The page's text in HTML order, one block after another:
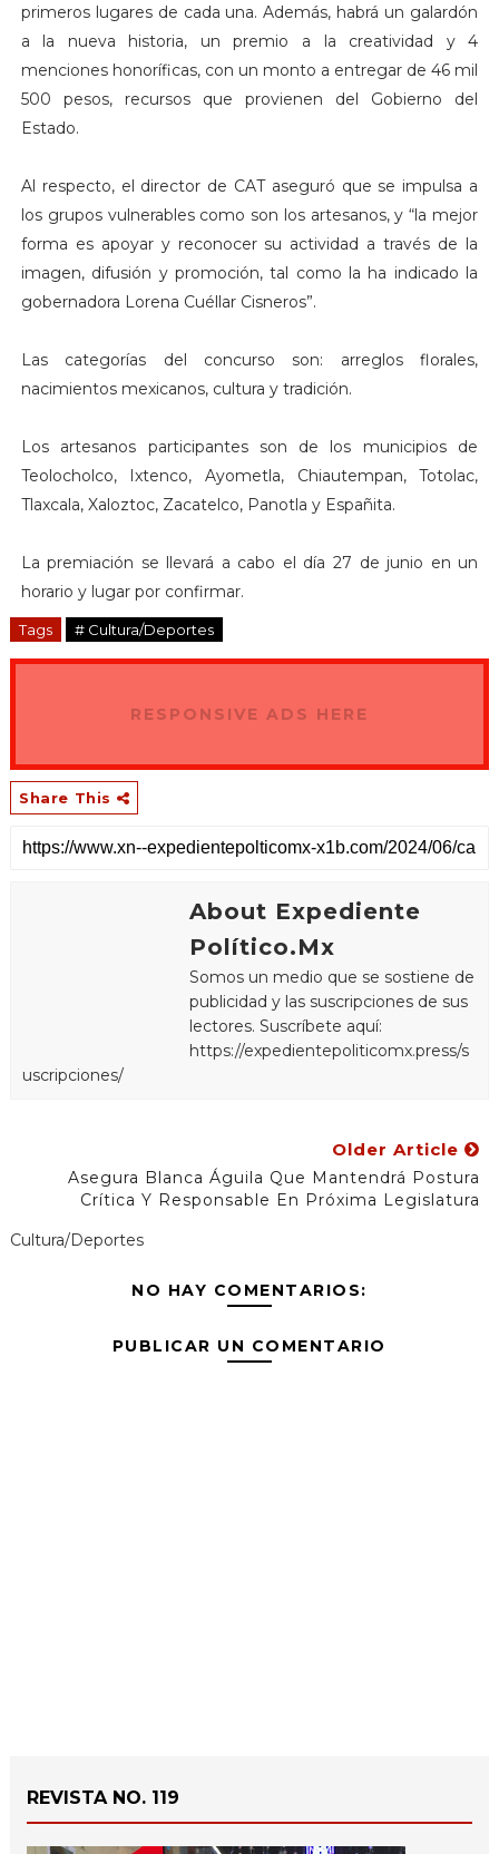
primeros lugares de cada una. Además, habrá un galardón
a la nueva historia, un premio a la creatividad y 4
menciones honoríficas, con un monto a entregar de 46 mil
500 pesos, recursos que provienen del Gobierno del
Estado.
Al respecto, el director de CAT aseguró que se impulsa a
los grupos vulnerables como son los artesanos, y “la mejor
forma es apoyar y reconocer su actividad a través de la
imagen, difusión y promoción, tal como la ha indicado la
gobernadora Lorena Cuéllar Cisneros”.
Las categorías del concurso son: arreglos florales,
nacimientos mexicanos, cultura y tradición.
Los artesanos participantes son de los municipios de
Teolocholco, Ixtenco, Ayometla, Chiautempan, Totolac,
Tlaxcala, Xaloztoc, Zacatelco, Panotla y Españita.
La premiación se llevará a cabo el día 27 de junio en un
horario y lugar por confirmar.
Tags # Cultura/Deportes
RESPONSIVE ADS HERE
Share This
About Expediente
Político.Mx
Somos un medio que se sostiene de
publicidad y las suscripciones de sus
lectores. Suscríbete aquí:
https://expedientepoliticomx.press/s
uscripciones/
Older Article
Asegura Blanca Águila Que Mantendrá Postura
Crítica Y Responsable En Próxima Legislatura
Cultura/Deportes
NO HAY COMENTARIOS:
PUBLICAR UN COMENTARIO
REVISTA NO. 119